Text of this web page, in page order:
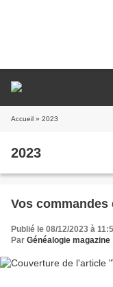
Accueil » 2023
2023
Vos
Publié le 08/12/2023 à
Par Généalogie magazine